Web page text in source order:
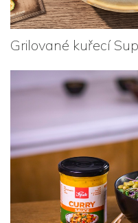
Grilované kuřecí